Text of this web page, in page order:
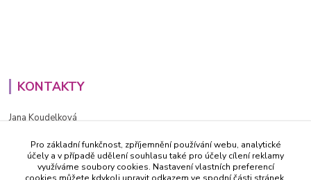
KONTAKTY
Jana Koudelková
PO - PÁ (8-16h)
info@decida.cz
Pro základní funkčnost, zpříjemnění používání webu, analytické
účely a v případě udělení souhlasu také pro účely cílení reklamy
využíváme soubory cookies. Nastavení vlastních preferencí